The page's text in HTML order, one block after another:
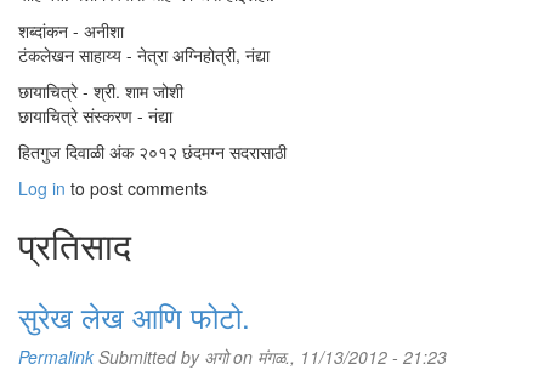
शब्दांकन - अनीशा
टंकलेखन साहाय्य - नेत्रा अग्निहोत्री, नंद्या
छायाचित्रे - श्री. शाम जोशी
छायाचित्रे संस्करण - नंद्या
हितगुज दिवाळी अंक २०१२ छंदमग्न सदरासाठी
Log in to post comments
प्रतिसाद
सुरेख लेख आणि फोटो.
Permalink Submitted by अगोon मंगळ., 11/13/2012 - 21:23